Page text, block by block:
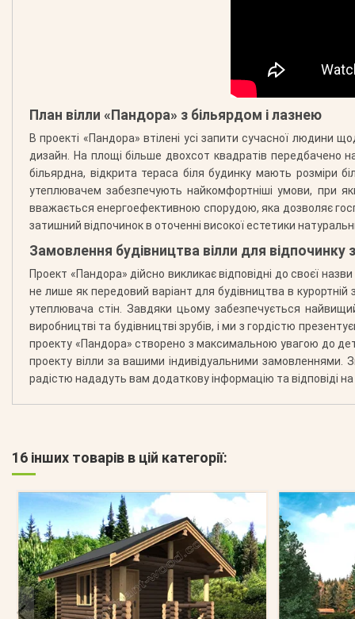
План вілли «Пандора» з більярдом і лазнею
В проекті «Пандора» втілені усі запити сучасної людини
дизайн. На площі більше двохсот квадратів передбачено
більярдна, відкрита тераса біля будинку мають розміри
утеплювачем забезпечують найкомфортніші умови, при
вважається енергоефективною спорудою, яка дозволяє
затишний відпочинок в оточенні високої естетики
Замовлення будівництва вілли для
Проект «Пандора» дійсно викликає відповідні до своєї
не лише як передовий варіант для будівництва в курортній
утеплювача стін. Завдяки цьому забезпечується
виробництві та будівництві зрубів, і ми з гордістю
проекту «Пандора» створено з максимальною увагою до
проекту вілли за вашими індивідуальними
радістю нададуть вам додаткову інформацію та відповіді
16 інших товарів в цій категорії: